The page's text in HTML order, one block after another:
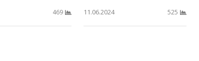
469
11.06.2024
525